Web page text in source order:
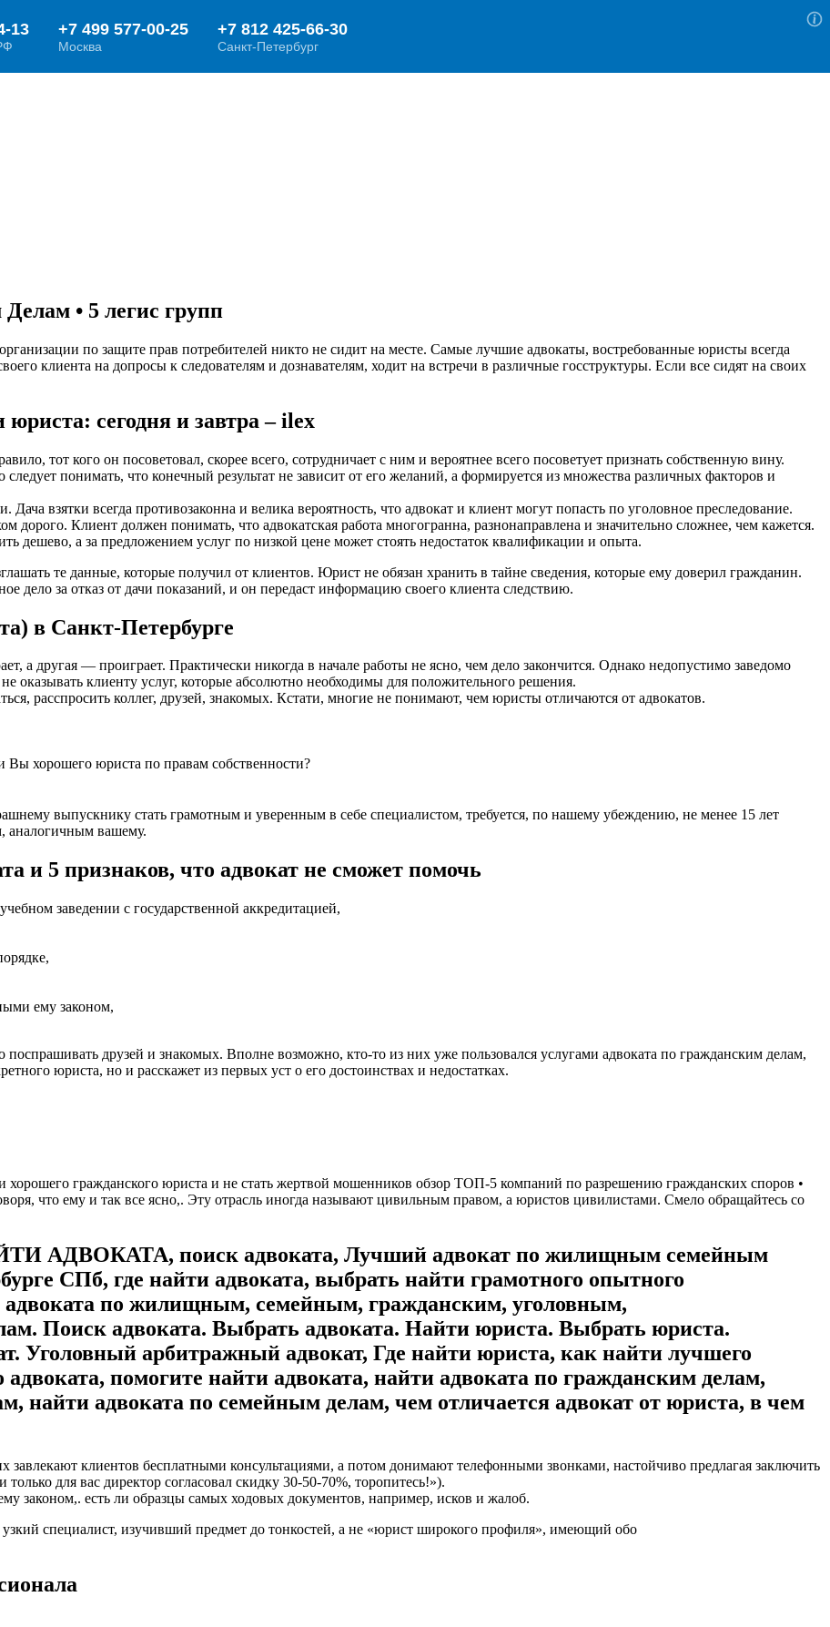
• 5 легис групп
по защите прав потребителей никто не сидит на месте. Самые лучшие адвокаты, востребованные юристы всегда
клиента на допросы к следователям и дознавателям, ходит на встречи в различные госструктуры. Если все сидят на своих
сегодня и завтра – ilex
тот кого он посоветовал, скорее всего, сотрудничает с ним и вероятнее всего посоветует признать собственную вину.
понимать, что конечный результат не зависит от его желаний, а формируется из множества различных факторов и
взятки всегда противозаконна и велика вероятность, что адвокат и клиент могут попасть по уголовное преследование.
дорого. Клиент должен понимать, что адвокатская работа многогранна, разнонаправлена и значительно сложнее, чем кажется.
дешево, а за предложением услуг по низкой цене может стоять недостаток квалификации и опыта.
те данные, которые получил от клиентов. Юрист не обязан хранить в тайне сведения, которые ему доверил гражданин.
дело за отказ от дачи показаний, и он передаст информацию своего клиента следствию.
в Санкт-Петербурге
а другая — проиграет. Практически никогда в начале работы не ясно, чем дело закончится. Однако недопустимо заведомо
оказывать клиенту услуг, которые абсолютно необходимы для положительного решения.
расспросить коллег, друзей, знакомых. Кстати, многие не понимают, чем юристы отличаются от адвокатов.
Вы хорошего юриста по правам собственности?
выпускнику стать грамотным и уверенным в себе специалистом, требуется, по нашему убеждению, не менее 15 лет
аналогичным вашему.
и 5 признаков, что адвокат не сможет помочь
заведении с государственной аккредитацией,
ему законом,
друзей и знакомых. Вполне возможно, кто-то из них уже пользовался услугами адвоката по гражданским делам,
юриста, но и расскажет из первых уст о его достоинствах и недостатках.
гражданского юриста и не стать жертвой мошенников обзор ТОП-5 компаний по разрешению гражданских споров •
что ему и так все ясно,. Эту отрасль иногда называют цивильным правом, а юристов цивилистами. Смело обращайтесь со
поиск адвоката, Лучший адвокат по жилищным семейным
СПб, где найти адвоката, выбрать найти грамотного опытного
адвоката по жилищным, семейным, гражданским, уголовным,
Поиск адвоката. Выбрать адвоката. Найти юриста. Выбрать юриста.
арбитражный адвокат, Где найти юриста, как найти лучшего
адвоката, помогите найти адвоката, найти адвоката по гражданским делам,
найти адвоката по семейным делам, чем отличается адвокат от юриста, в чем
клиентов бесплатными консультациями, а потом донимают телефонными звонками, настойчиво предлагая заключить
для вас директор согласовал скидку 30-50-70%, торопитесь!»).
законом,. есть ли образцы самых ходовых документов, например, исков и жалоб.
специалист, изучивший предмет до тонкостей, а не «юрист широкого профиля», имеющий обо